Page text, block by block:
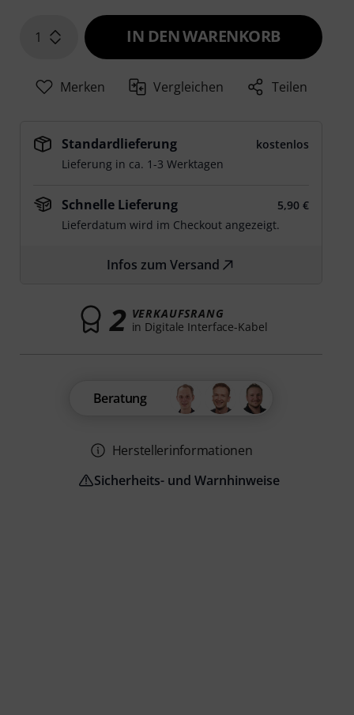
1 IN DEN WARENKORB
Merken Vergleichen Teilen
Standardlieferung
kostenlos
Lieferung in ca. 1-3 Werktagen
Schnelle Lieferung
5,90 €
Lieferdatum wird im Checkout angezeigt.
Infos zum Versand
2 VERKAUFSRANG
in Digitale Interface-Kabel
Beratung
Herstellerinformationen
Sicherheits- und Warnhinweise